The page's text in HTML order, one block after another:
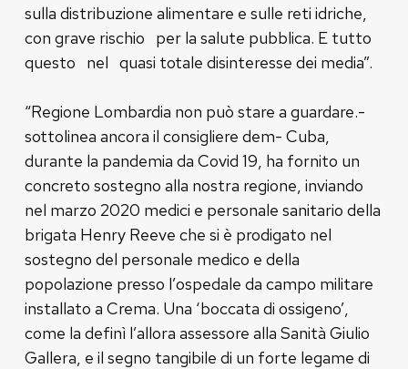
sulla distribuzione alimentare e sulle reti idriche,
con grave rischio per la salute pubblica. E tutto
questo nel quasi totale disinteresse dei media”.
“Regione Lombardia non può stare a guardare.-
sottolinea ancora il consigliere dem- Cuba,
durante la pandemia da Covid 19, ha fornito un
concreto sostegno alla nostra regione, inviando
nel marzo 2020 medici e personale sanitario della
brigata Henry Reeve che si è prodigato nel
sostegno del personale medico e della
popolazione presso l’ospedale da campo militare
installato a Crema. Una ‘boccata di ossigeno’,
come la definì l’allora assessore alla Sanità Giulio
Gallera, e il segno tangibile di un forte legame di